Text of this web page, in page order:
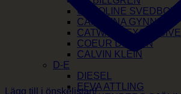
CAROLINE SVEDBOM
CAROLINA GYNNING
CATWALK EXCLUSIVE
COEUR DE LION
CALVIN KLEIN
D-E
DIESEL
EFVA ATTLING
Lägg till i önskelistan!